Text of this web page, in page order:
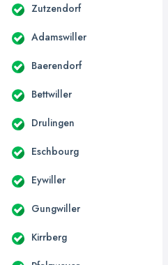
Zutzendorf
Adamswiller
Baerendorf
Bettwiller
Drulingen
Eschbourg
Eywiller
Gungwiller
Kirrberg